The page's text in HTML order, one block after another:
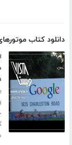
دانلود کتاب